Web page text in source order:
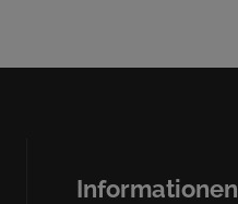
Informationen